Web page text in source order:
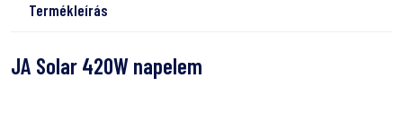
Termékleírás
JA Solar 420W napelem